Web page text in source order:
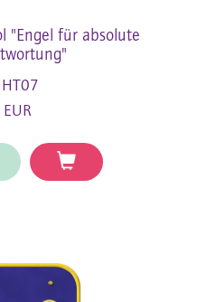
"Engel für absolute